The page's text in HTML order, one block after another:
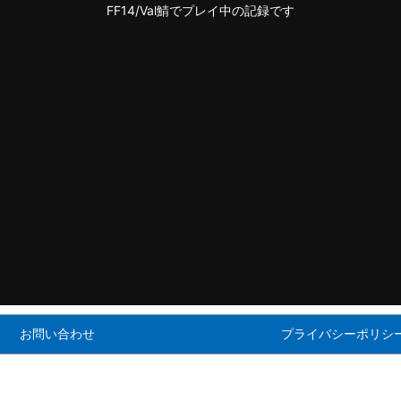
FF14/Val鯖でプレイ中の記録です
お問い合わせ プライバシーポリシ